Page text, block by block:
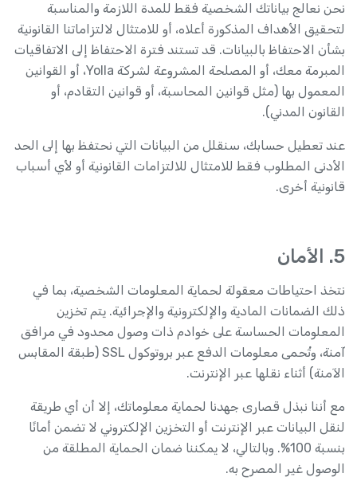
نحن نعالج بياناتك الشخصية فقط للمدة اللازمة والمناسبة
لتحقيق الأهداف المذكورة أعلاه، أو للامتثال لالتزاماتنا القانونية
بشأن الاحتفاظ بالبيانات. قد تستند فترة الاحتفاظ إلى الاتفاقيات
المبرمة معك، أو المصلحة المشروعة لشركة Yolla، أو القوانين
المعمول بها (مثل قوانين المحاسبة، أو قوانين التقادم، أو
القانون المدني).
عند تعطيل حسابك، سنقلل من البيانات التي نحتفظ بها إلى الحد
الأدنى المطلوب فقط للامتثال للالتزامات القانونية أو لأي أسباب
قانونية أخرى.
5. الأمان
نتخذ احتياطات معقولة لحماية المعلومات الشخصية، بما في
ذلك الضمانات المادية والإلكترونية والإجرائية. يتم تخزين
المعلومات الحساسة على خوادم ذات وصول محدود في مرافق
آمنة، وتُحمى معلومات الدفع عبر بروتوكول SSL (طبقة المقابس
الآمنة) أثناء نقلها عبر الإنترنت.
مع أننا نبذل قصارى جهدنا لحماية معلوماتك، إلا أن أي طريقة
لنقل البيانات عبر الإنترنت أو التخزين الإلكتروني لا تضمن أمانًا
بنسبة 100%. وبالتالي، لا يمكننا ضمان الحماية المطلقة من
الوصول غير المصرح به.